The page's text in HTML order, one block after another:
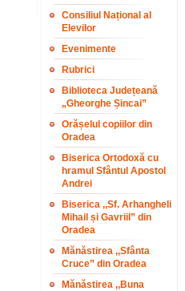
Consiliul Național al
Elevilor
Evenimente
Rubrici
Biblioteca Județeană
„Gheorghe Șincai”
Orășelul copiilor din
Oradea
Biserica Ortodoxă cu
hramul Sfântul Apostol
Andrei
Biserica ,,Sf. Arhangheli
Mihail și Gavriil” din
Oradea
Mănăstirea ,,Sfânta
Cruce” din Oradea
Mănăstirea ,,Buna